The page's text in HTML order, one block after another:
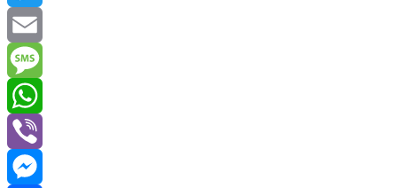
Twitter
Email
Message
WhatsApp
Viber